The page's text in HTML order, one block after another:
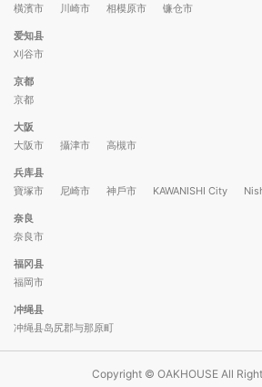
橫濱市
川崎市 相模原市 镰仓市
爱知县
刈谷市
京都
京都
大阪
大阪市
攝津市 高槻市
兵库县
寶塚市
尼崎市 神戶市 KAWANISHI City
奈良
奈良市
福冈县
福岡市
冲绳县
冲绳县岛尻郡与那原町
Copyright © OAKHOUSE All